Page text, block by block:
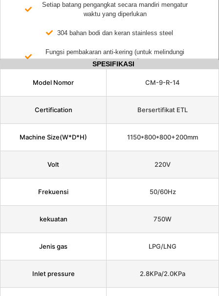
Setiap batang pengangkat secara mandiri mengatur
waktu yang diperlukan
304 bahan bodi dan keran stainless steel
Fungsi pembakaran anti-kering (untuk melindungi
tabung pemanas)
SPESIFIKASI
Model Nomor CM-9-R-14
Certification Bersertifikat ETL
Machine Size(W*D*H) 1150*800*800+200mm
Volt 220V
Frekuensi 50/60Hz
kekuatan 750W
Jenis gas LPG/LNG
Inlet pressure 2.8KPa/2.0KPa